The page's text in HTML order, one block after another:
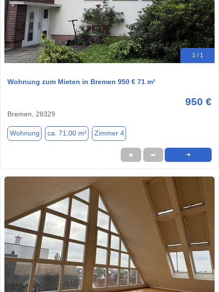
1 / 1
Wohnung zum Mieten in Bremen 950 € 71 m²
950 €
Bremen, 28329
Wohnung ca. 71,00 m² Zimmer 4
★ ➦ ➜